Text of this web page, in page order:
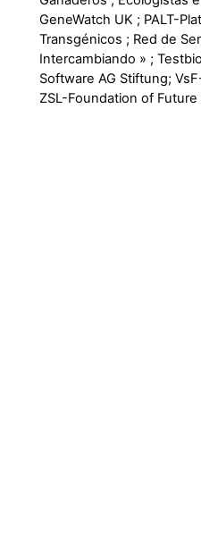
GeneWatch UK ; PALT-
Transgénicos ; Red de
Intercambiando » ;
Software AG Stiftung;
ZSL-Foundation of Future